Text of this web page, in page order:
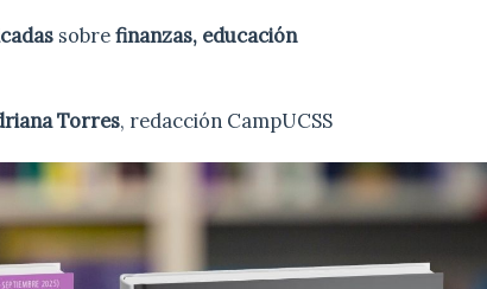
sobrefinanzas, educación
Torres, redacción CampUCSS